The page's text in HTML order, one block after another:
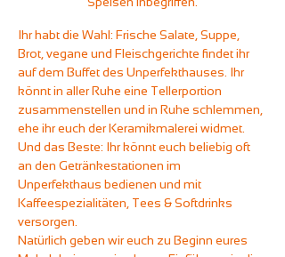
Ihr habt die Wahl: Frische Salate, Suppe,
Brot, vegane und Fleischgerichte findet ihr
auf dem Buffet des Unperfekthauses. Ihr
könnt in aller Ruhe eine Tellerportion
zusammenstellen und in Ruhe schlemmen,
ehe ihr euch der Keramikmalerei widmet.
Und das Beste: Ihr könnt euch beliebig oft
an den Getränkestationen im
Unperfekthaus bedienen und mit
Kaffeespezialitäten, Tees & Softdrinks
versorgen.
Natürlich geben wir euch zu Beginn eures